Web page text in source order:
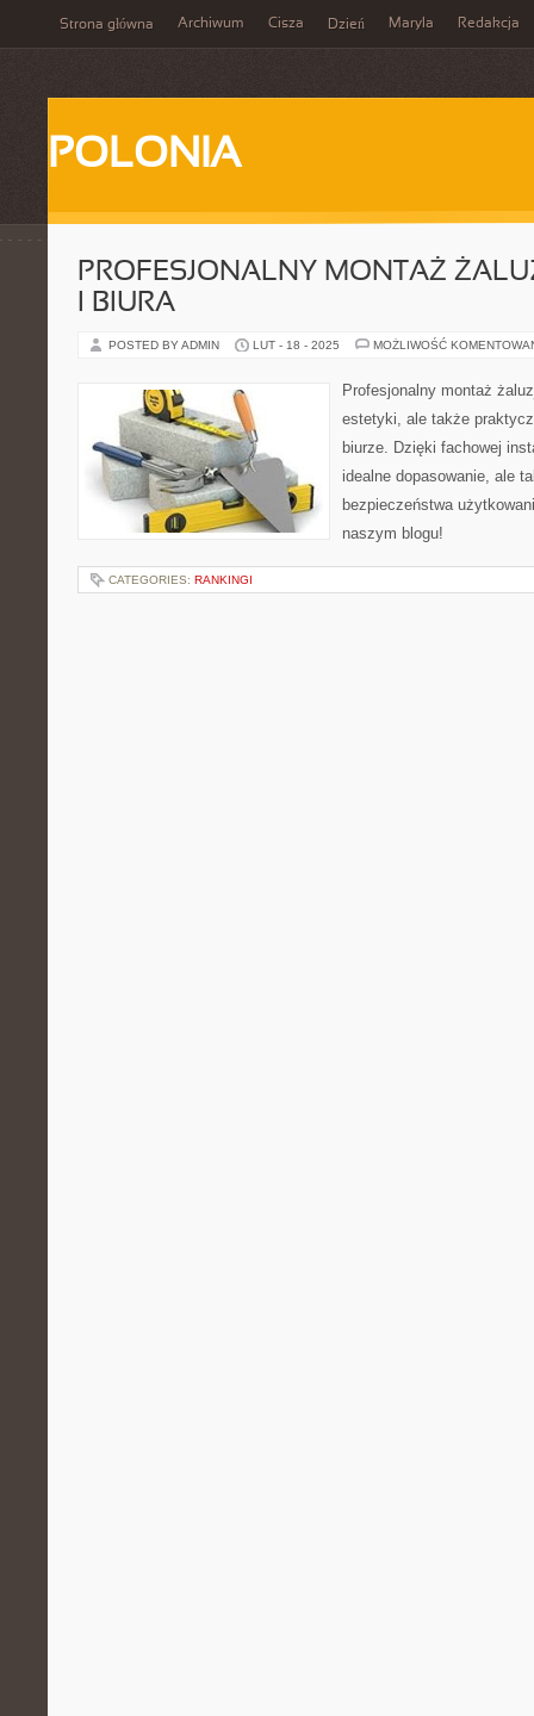
Strona główna Archiwum Cisza Dzień Maryla Redakcja
POLONIA
PROFESJONALNY MONTAŻ
I BIURA
POSTED BY ADMIN LUT - 18 - 2025 MOŻLIWOŚĆ
Profesjonalny montaż
estetyki, ale także
biurze. Dzięki fachowej
idealne dopasowanie, ale
bezpieczeństwa
naszym blogu!
CATEGORIES: RANKINGI